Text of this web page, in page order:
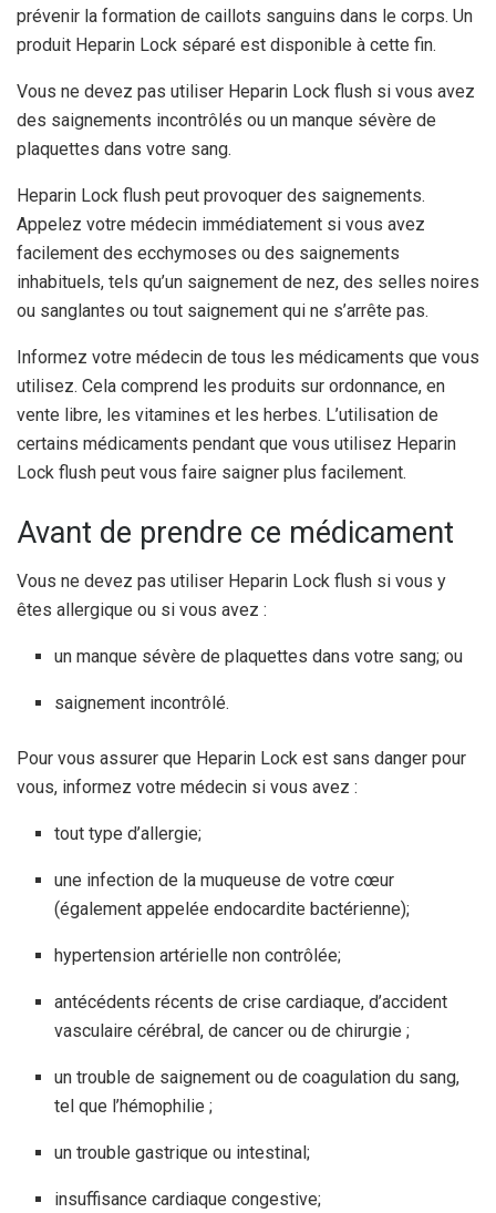
prévenir la formation de caillots sanguins dans le corps. Un
produit Heparin Lock séparé est disponible à cette fin.
Vous ne devez pas utiliser Heparin Lock flush si vous avez
des saignements incontrôlés ou un manque sévère de
plaquettes dans votre sang.
Heparin Lock flush peut provoquer des saignements.
Appelez votre médecin immédiatement si vous avez
facilement des ecchymoses ou des saignements
inhabituels, tels qu’un saignement de nez, des selles noires
ou sanglantes ou tout saignement qui ne s’arrête pas.
Informez votre médecin de tous les médicaments que vous
utilisez. Cela comprend les produits sur ordonnance, en
vente libre, les vitamines et les herbes. L’utilisation de
certains médicaments pendant que vous utilisez Heparin
Lock flush peut vous faire saigner plus facilement.
Avant de prendre ce médicament
Vous ne devez pas utiliser Heparin Lock flush si vous y
êtes allergique ou si vous avez :
un manque sévère de plaquettes dans votre sang; ou
saignement incontrôlé.
Pour vous assurer que Heparin Lock est sans danger pour
vous, informez votre médecin si vous avez :
tout type d’allergie;
une infection de la muqueuse de votre cœur
(également appelée endocardite bactérienne);
hypertension artérielle non contrôlée;
antécédents récents de crise cardiaque, d’accident
vasculaire cérébral, de cancer ou de chirurgie ;
un trouble de saignement ou de coagulation du sang,
tel que l’hémophilie ;
un trouble gastrique ou intestinal;
insuffisance cardiaque congestive;